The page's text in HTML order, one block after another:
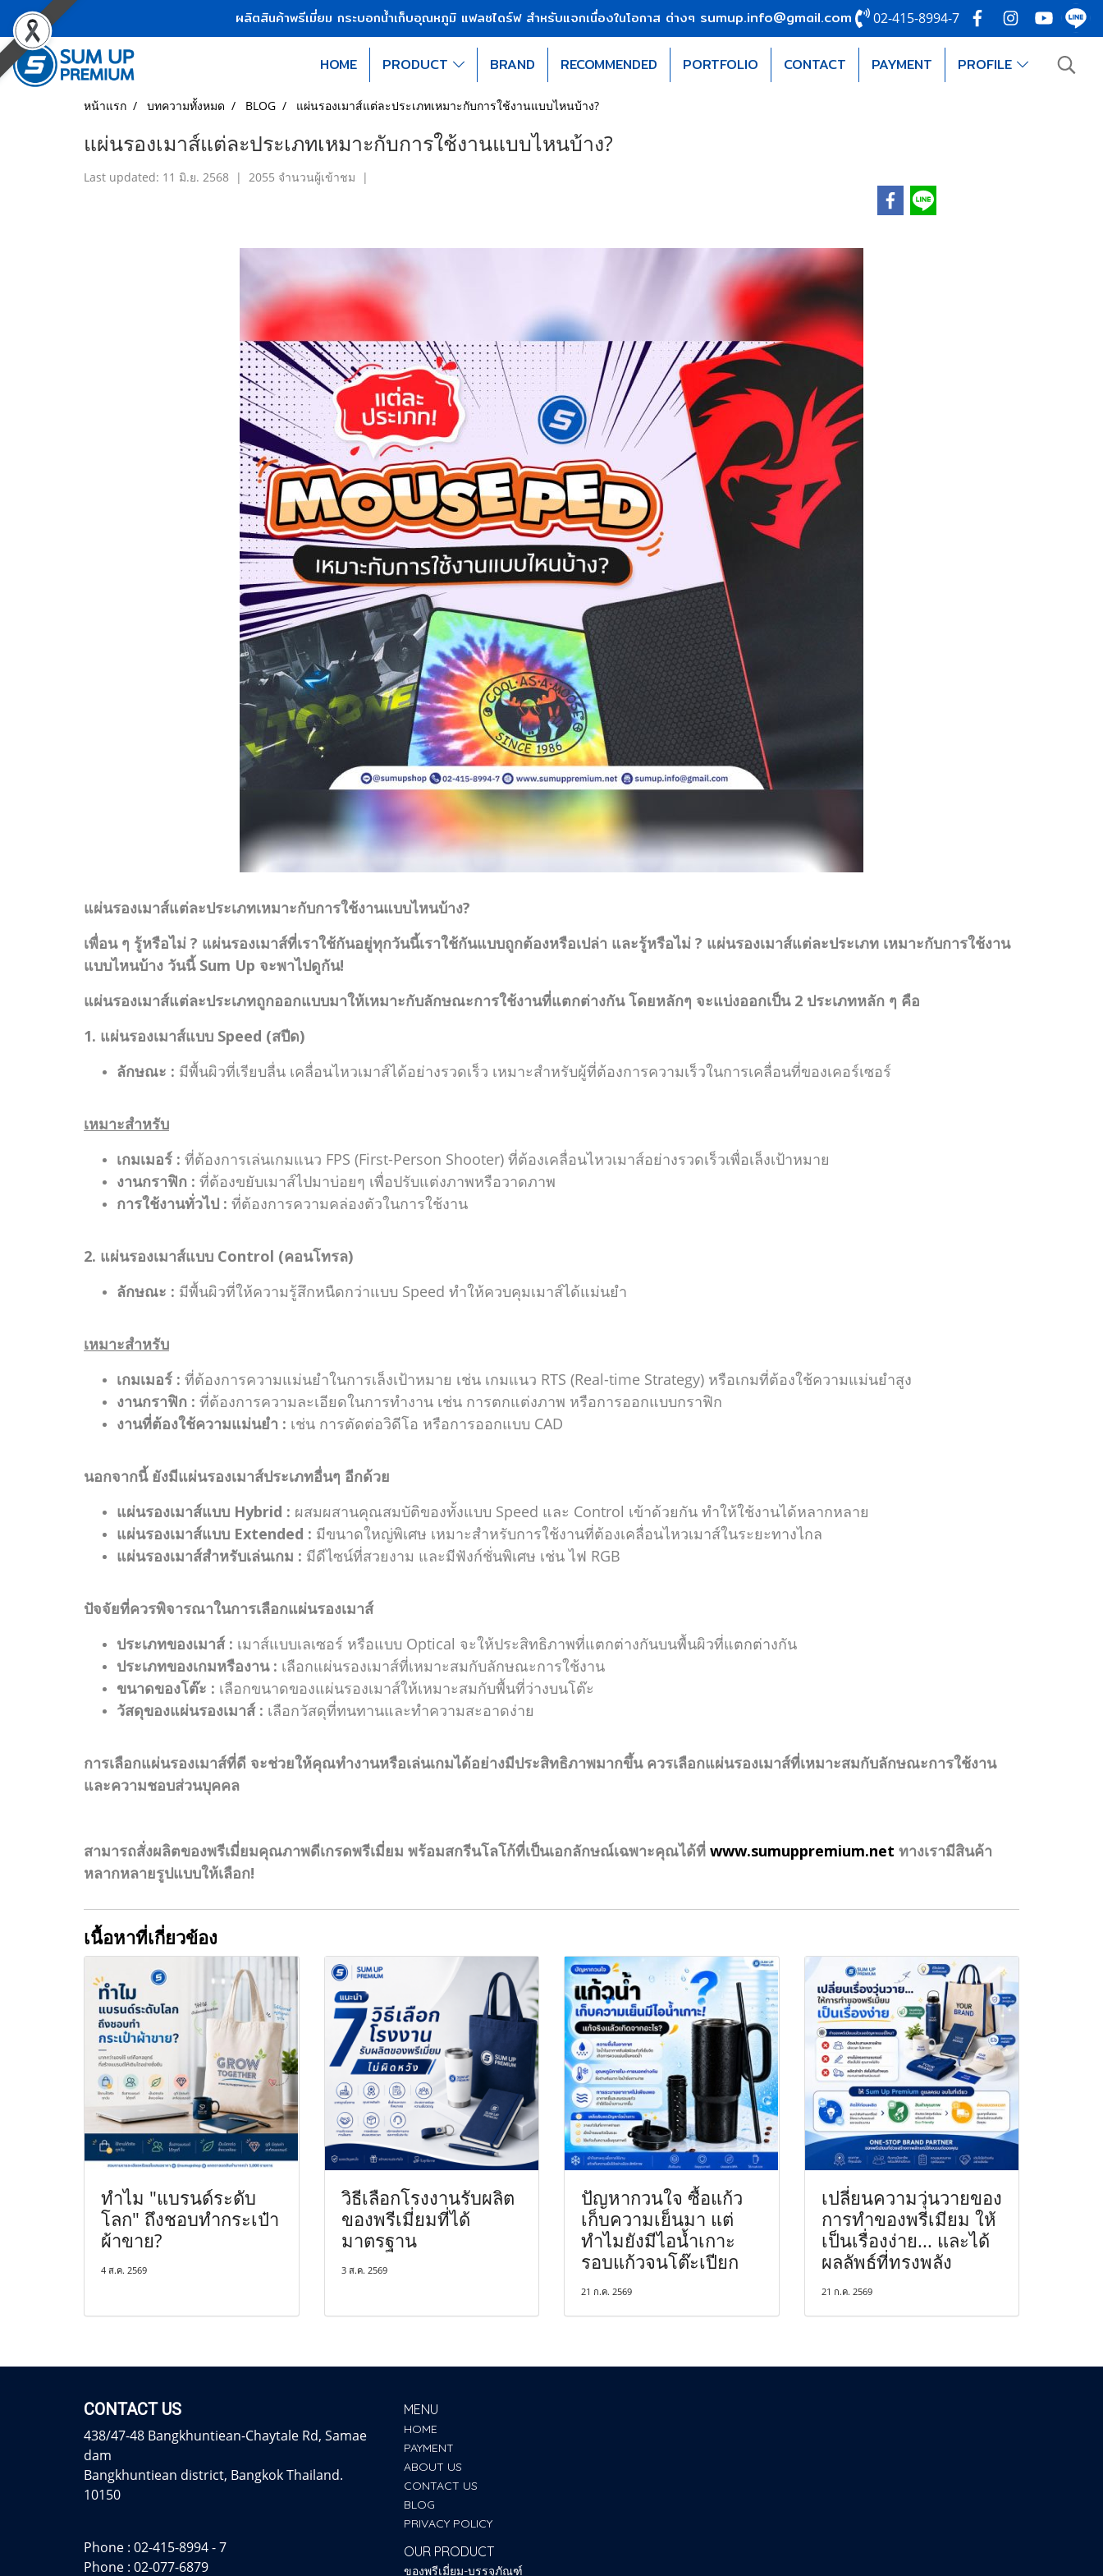
ผลิตสินค้าพรีเมี่ยม กระบอกน้ำเก็บอุณหภูมิ แฟลชไดร์ฟ สำหรับแจกเนื่องในโอกาส ต่างๆ sumup.info@gmail.com 02-415-8994-7
HOME PRODUCT BRAND RECOMMENDED PORTFOLIO CONTACT PAYMENT PROFILE
หน้าแรก บทความทั้งหมด BLOG แผ่นรองเมาส์แต่ละประเภทเหมาะกับการใช้งานแบบไหนบ้าง?
แผ่นรองเมาส์แต่ละประเภทเหมาะกับการใช้งานแบบไหนบ้าง?
Last updated: 11 มิ.ย. 2568 | 2055 จำนวนผู้เข้าชม |
แผ่นรองเมาส์แต่ละประเภทเหมาะกับการใช้งานแบบไหนบ้าง?
เพื่อน ๆ รู้หรือไม่ ? แผ่นรองเมาส์ที่เราใช้กันอยู่ทุกวันนี้เราใช้กันแบบถูกต้องหรือเปล่า และรู้หรือไม่ ? แผ่นรองเมาส์แต่ละประเภท เหมาะกับการใช้งาน
แบบไหนบ้าง วันนี้ Sum Up จะพาไปดูกัน!
แผ่นรองเมาส์แต่ละประเภทถูกออกแบบมาให้เหมาะกับลักษณะการใช้งานที่แตกต่างกัน โดยหลักๆ จะแบ่งออกเป็น 2 ประเภทหลัก ๆ คือ
1. แผ่นรองเมาส์แบบ Speed (สปีด)
ลักษณะ : มีพื้นผิวที่เรียบลื่น เคลื่อนไหวเมาส์ได้อย่างรวดเร็ว เหมาะสำหรับผู้ที่ต้องการความเร็วในการเคลื่อนที่ของเคอร์เซอร์
เหมาะสำหรับ
เกมเมอร์ : ที่ต้องการเล่นเกมแนว FPS (First-Person Shooter) ที่ต้องเคลื่อนไหวเมาส์อย่างรวดเร็วเพื่อเล็งเป้าหมาย
งานกราฟิก : ที่ต้องขยับเมาส์ไปมาบ่อยๆ เพื่อปรับแต่งภาพหรือวาดภาพ
การใช้งานทั่วไป : ที่ต้องการความคล่องตัวในการใช้งาน
2. แผ่นรองเมาส์แบบ Control (คอนโทรล)
ลักษณะ : มีพื้นผิวที่ให้ความรู้สึกหนืดกว่าแบบ Speed ทำให้ควบคุมเมาส์ได้แม่นยำ
เหมาะสำหรับ
เกมเมอร์ : ที่ต้องการความแม่นยำในการเล็งเป้าหมาย เช่น เกมแนว RTS (Real-time Strategy) หรือเกมที่ต้องใช้ความแม่นยำสูง
งานกราฟิก : ที่ต้องการความละเอียดในการทำงาน เช่น การตกแต่งภาพ หรือการออกแบบกราฟิก
งานที่ต้องใช้ความแม่นยำ : เช่น การตัดต่อวิดีโอ หรือการออกแบบ CAD
นอกจากนี้ ยังมีแผ่นรองเมาส์ประเภทอื่นๆ อีกด้วย
แผ่นรองเมาส์แบบ Hybrid : ผสมผสานคุณสมบัติของทั้งแบบ Speed และ Control เข้าด้วยกัน ทำให้ใช้งานได้หลากหลาย
แผ่นรองเมาส์แบบ Extended : มีขนาดใหญ่พิเศษ เหมาะสำหรับการใช้งานที่ต้องเคลื่อนไหวเมาส์ในระยะทางไกล
แผ่นรองเมาส์สำหรับเล่นเกม : มีดีไซน์ที่สวยงาม และมีฟังก์ชั่นพิเศษ เช่น ไฟ RGB
ปัจจัยที่ควรพิจารณาในการเลือกแผ่นรองเมาส์
ประเภทของเมาส์ : เมาส์แบบเลเซอร์ หรือแบบ Optical จะให้ประสิทธิภาพที่แตกต่างกันบนพื้นผิวที่แตกต่างกัน
ประเภทของเกมหรืองาน : เลือกแผ่นรองเมาส์ที่เหมาะสมกับลักษณะการใช้งาน
ขนาดของโต๊ะ : เลือกขนาดของแผ่นรองเมาส์ให้เหมาะสมกับพื้นที่ว่างบนโต๊ะ
วัสดุของแผ่นรองเมาส์ : เลือกวัสดุที่ทนทานและทำความสะอาดง่าย
การเลือกแผ่นรองเมาส์ที่ดี จะช่วยให้คุณทำงานหรือเล่นเกมได้อย่างมีประสิทธิภาพมากขึ้น ควรเลือกแผ่นรองเมาส์ที่เหมาะสมกับลักษณะการใช้งาน
และความชอบส่วนบุคคล
สามารถสั่งผลิตของพรีเมี่ยมคุณภาพดีเกรดพรีเมี่ยม พร้อมสกรีนโลโก้ที่เป็นเอกลักษณ์เฉพาะคุณได้ที่ www.sumuppremium.net ทางเรามีสินค้า
หลากหลายรูปแบบให้เลือก!
เนื้อหาที่เกี่ยวข้อง
ทำไม "แบรนด์ระดับ
โลก" ถึงชอบทำกระเป๋า
ผ้าขาย?
4 ส.ค. 2569
วิธีเลือกโรงงานรับผลิต
ของพรีเมี่ยมที่ได้
มาตรฐาน
3 ส.ค. 2569
ปัญหากวนใจ ซื้อแก้ว
เก็บความเย็นมา แต่
ทำไมยังมีไอน้ำเกาะ
รอบแก้วจนโต๊ะเปียก
21 ก.ค. 2569
เปลี่ยนความวุ่นวายของ
การทำของพรีเมียม ให้
เป็นเรื่องง่าย... และได้
ผลลัพธ์ที่ทรงพลัง
21 ก.ค. 2569
CONTACT US
438/47-48 Bangkhuntiean-Chaytale Rd, Samae
dam
Bangkhuntiean district, Bangkok Thailand.
10150
Phone : 02-415-8994 - 7
Phone : 02-077-6879
MENU
HOME
PAYMENT
ABOUT US
CONTACT US
BLOG
PRIVACY POLICY
OUR PRODUCT
ของพรีเมี่ยม-บรรจุภัณฑ์